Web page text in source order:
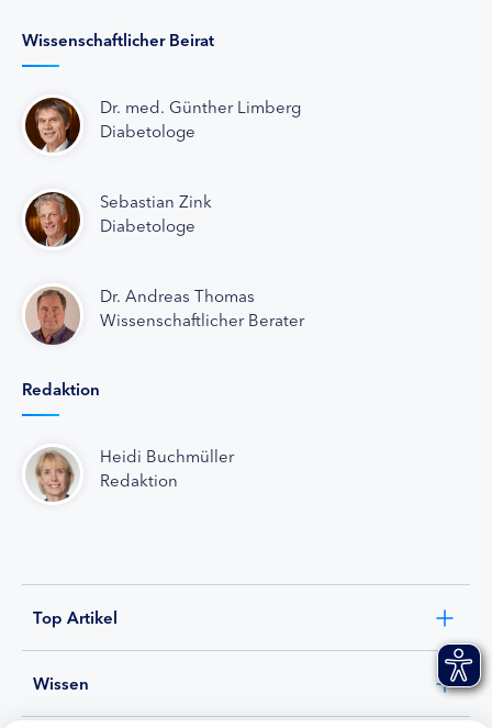
Wissenschaftlicher Beirat
Dr. med. Günther Limberg
Diabetologe
Sebastian Zink
Diabetologe
Dr. Andreas Thomas
Wissenschaftlicher Berater
Redaktion
Heidi Buchmüller
Redaktion
Top Artikel
Wissen